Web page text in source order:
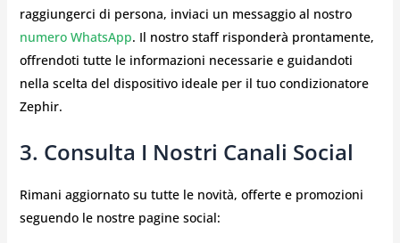
raggiungerci di persona, inviaci un messaggio al nostro
numero WhatsApp. Il nostro staff risponderà prontamente,
offrendoti tutte le informazioni necessarie e guidandoti
nella scelta del dispositivo ideale per il tuo condizionatore
Zephir.
3. Consulta I Nostri Canali Social
Rimani aggiornato su tutte le novità, offerte e promozioni
seguendo le nostre pagine social: